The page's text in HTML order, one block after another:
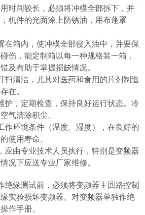
时间较长，必须将冲模全部拆下，并
机件的光面涂上防锈油，用布蓬罩
在箱内，使冲模全部侵入油中，并要保
伤，能定制箱以每一种规格装一箱，
及有助于掌握损缺情况。
扫清洁，尤其对医药和食用的片剂制造
在。
护，定期检查，保持良好运行状态。冷
气清除积尘。
作环境条件 （温度、湿度）
，在良好的
使用寿命。
应由专业技术人员执行，特别是变频器
况下应送专业厂家维修。
绝缘测试前，必须将变频器主回路控制
实验损坏变频器。对变频器单独作绝
作手册。